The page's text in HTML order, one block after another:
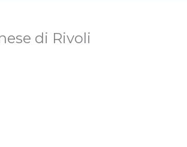
di Rivoli